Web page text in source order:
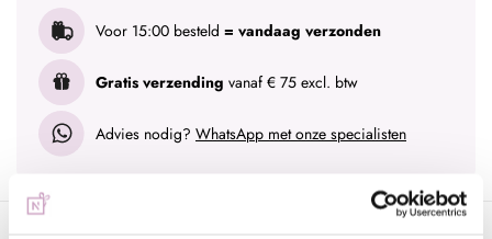
Voor 15:00 besteld = vandaag verzonden
Gratis verzending vanaf € 75 excl. btw
Advies nodig? WhatsApp met onze specialisten